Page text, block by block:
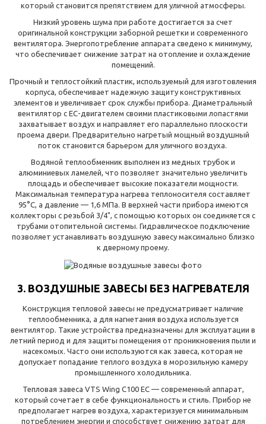
который становится препятствием для уличной атмосферы.
Низкий уровень шума при работе достигается за счет
оригинальной конструкции заборной решетки и современного
вентилятора. Энергопотребление аппарата сведено к минимуму,
что обеспечивает снижение затрат на отопление и охлаждение
помещений.
Прочный и теплостойкий пластик, используемый для изготовления
корпуса, обеспечивает надежную защиту конструктивных
элементов и увеличивает срок службы прибора. Диаметральный
вентилятор с ЕС-двигателем своими пластиковыми лопастями
захватывает воздух и направляет его параллельно плоскости
проема двери. Предварительно нагретый мощный воздушный
поток становится барьером для уличного воздуха.
Водяной теплообменник выполнен из медных трубок и
алюминиевых ламелей, что позволяет значительно увеличить
площадь и обеспечивает высокие показатели мощности.
Максимальная температура нагрева теплоносителя составляет
95°С, а давление — 1,6 МПа. В верхней части прибора имеются
коллекторы с резьбой 3/4", с помощью которых он соединяется с
трубами отопительной системы. Гидравлическое подключение
позволяет устанавливать воздушную завесу максимально близко
к дверному проему.
3. ВОЗДУШНЫЕ ЗАВЕСЫ БЕЗ НАГРЕВАТЕЛЯ
Конструкция тепловой завесы не предусматривает наличие
теплообменника, а для нагнетания воздуха используется
вентилятор. Такие устройства предназначены для эксплуатации в
летний период и для защиты помещения от проникновения пыли и
насекомых. Часто они используются как завеса, которая не
допускает попадание теплого воздуха в морозильную камеру
промышленного холодильника.
Тепловая завеса VTS Wing C100 EC— современный аппарат,
который сочетает в себе функциональность и стиль. Прибор не
предполагает нагрев воздуха, характеризуется минимальным
потреблением энергии и способствует снижению затрат для